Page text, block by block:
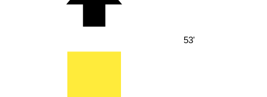
53'